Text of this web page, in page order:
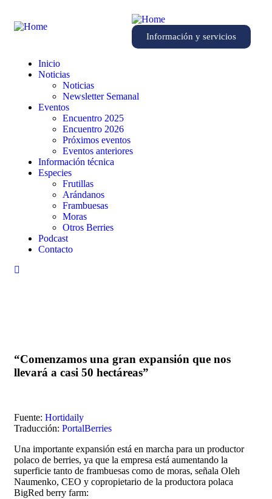
Información y servicios
Inicio
Noticias
Noticias
Newsletter Semanal
Eventos
Encuentro 2025
Encuentro 2026
Próximos eventos
Eventos anteriores
Información técnica
Especies
Frutillas
Arándanos
Frambuesas
Moras
Otros Berries
Podcast
Contacto
“Comenzamos una gran expansión que nos
llevará a casi 50 hectáreas”
Fuente: Hortidaily
Traducción: PortalBerries
Una importante expansión está en marcha para un productor
polaco de berries, ya que la empresa está aumentando la
superficie tanto de frambuesas como de moras, señala Oleh
Naumenko, CEO y copropietario de la productora polaca
BigRed berry farm: